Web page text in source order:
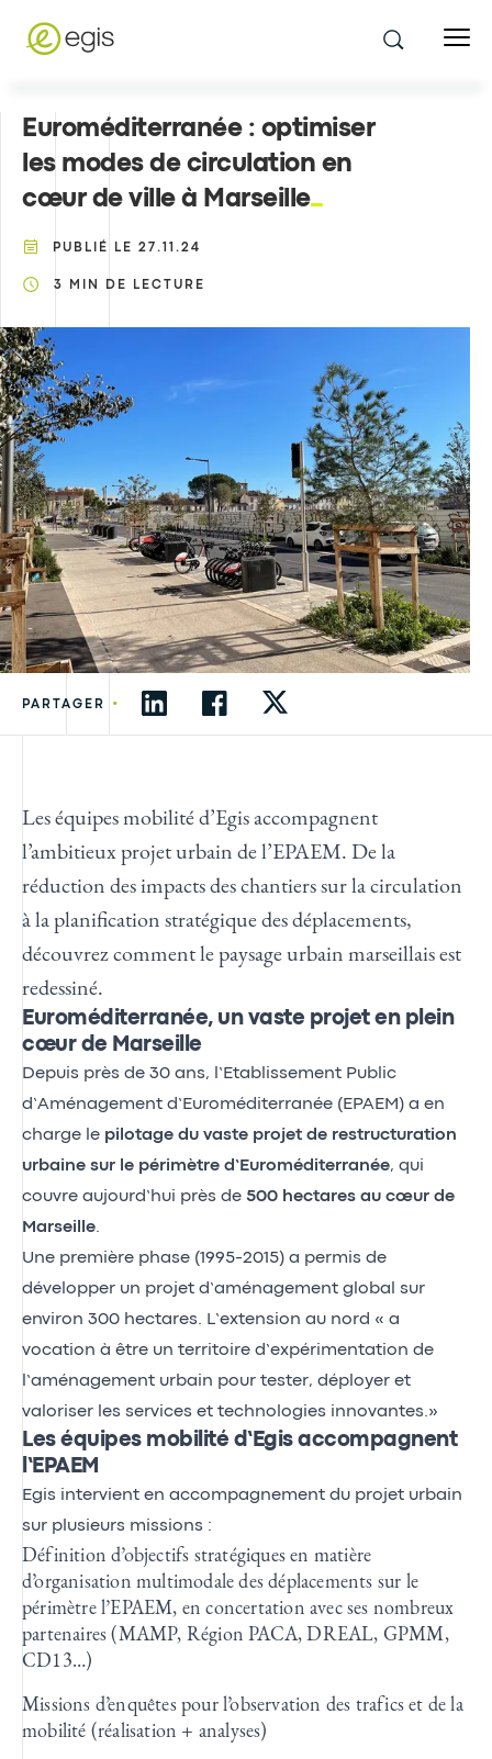
Euroméditerranée : optimiser
les modes de circulation en
cœur de ville à Marseille
PUBLIÉ LE 27.11.24
3 MIN DE LECTURE
PARTAGER •
Les équipes mobilité d’Egis accompagnent
l’ambitieux projet urbain de l’EPAEM. De la
réduction des impacts des chantiers sur la circulation
à la planification stratégique des déplacements,
découvrez comment le paysage urbain marseillais est
redessiné.
Euroméditerranée, un vaste projet en plein
cœur de Marseille
Depuis près de 30 ans, l’Etablissement Public
d’Aménagement d’Euroméditerranée (EPAEM) a en
charge le pilotage du vaste projet de restructuration
urbaine sur le périmètre d’Euroméditerranée, qui
couvre aujourd’hui près de 500 hectares au cœur de
Marseille.
Une première phase (1995-2015) a permis de
développer un projet d’aménagement global sur
environ 300 hectares. L’extension au nord « a
vocation à être un territoire d’expérimentation de
l’aménagement urbain pour tester, déployer et
valoriser les services et technologies innovantes.»
Les équipes mobilité d’Egis accompagnent
l’EPAEM
Egis intervient en accompagnement du projet urbain
sur plusieurs missions :
Définition d’objectifs stratégiques en matière
d’organisation multimodale des déplacements sur le
périmètre l’EPAEM, en concertation avec ses nombreux
partenaires (MAMP, Région PACA, DREAL, GPMM,
CD13…)
Missions d’enquêtes pour l’observation des trafics et de la
mobilité (réalisation + analyses)